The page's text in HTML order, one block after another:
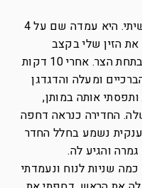
היא צרחה “תזיין אותי” וזה מה שעשיתי. היא עמדה שם על 4
הזין שלי בקצב
מסחרר, קיבלה אותו בכוס הרטוב ובתחת הצר. אחרי 10 דקות
ומעלה והדגדגן
אותה במותן,
החדירה כנראה דחפה
נשמע בחלל החדר
והגיע לה.
שניות לנוח ונעמדתי